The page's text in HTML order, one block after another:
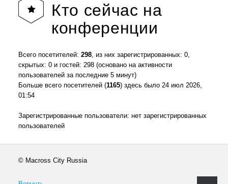
Кто сейчас на
конференции
Всего посетителей:298 , из них зарегистрированных: 0,
скрытых: 0 и гостей: 298 (основано на активности
пользователей за последние 5 минут)
Больше всего посетителей (1165) здесь было 24 июл 2026,
01:54
Зарегистрированные пользователи: нет зарегистрированных
пользователей
© Macross City Russia